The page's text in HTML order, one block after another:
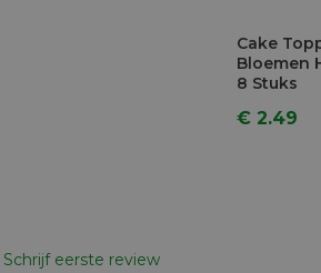
Lint Rhodoïde
Herbruikbaar
8cm x 3m
Schrijf eerste review